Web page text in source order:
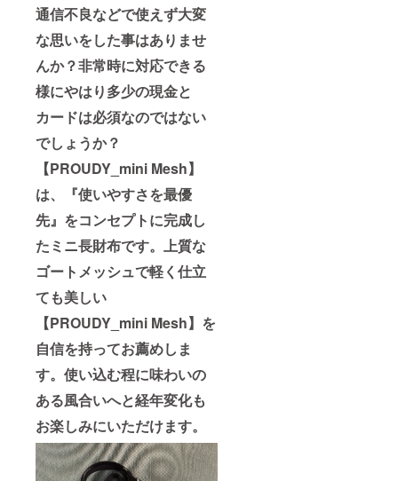
通信不良などで使えず大変
な思いをした事はありませ
んか？非常時に対応できる
様にやはり多少の現金と
カードは必須なのではない
でしょうか？
【PROUDY_mini Mesh】
は、『使いやすさを最優
先』をコンセプトに完成し
たミニ長財布です。上質な
ゴートメッシュで軽く仕立
ても美しい
【PROUDY_mini Mesh】を
自信を持ってお薦めしま
す。使い込む程に味わいの
ある風合いへと経年変化も
お楽しみにいただけます。